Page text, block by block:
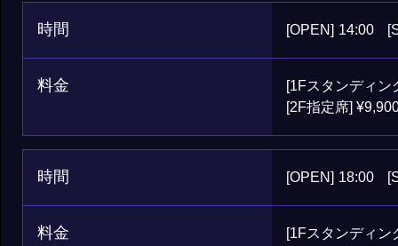
時間 [OPEN] 14:00
料金
[1Fスタンディン
[2F指定席]
時間 [OPEN] 18:00
料金
[1Fスタンディン